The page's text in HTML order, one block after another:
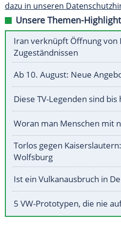
dazu in unseren
Unsere Themen-
Iran verknüpft Öffnung von
Zugeständnissen
Ab 10. August: Neue
Diese TV-Legenden sind
Woran man Menschen mit
Torlos gegen
Wolfsburg
Ist ein Vulkanausbruch in
5 VW-Prototypen, die nie